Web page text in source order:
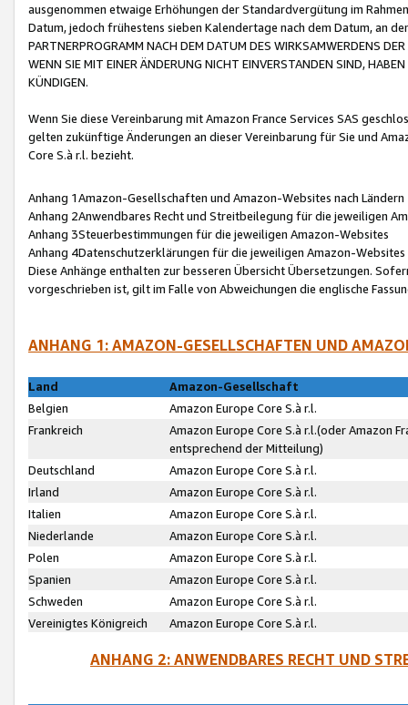
ausgenommen etwaige Erhöhungen der Standardvergütung im
Datum, jedoch frühestens sieben Kalendertage nach dem Datum, an
PARTNERPROGRAMM NACH DEM DATUM DES WIRKSAMWERDENS
WENN SIE MIT EINER ÄNDERUNG NICHT EINVERSTANDEN SIND,
KÜNDIGEN.
Wenn Sie diese Vereinbarung mit Amazon France Services SAS
gelten zukünftige Änderungen an dieser Vereinbarung für Sie und
Core S.à r.l. bezieht.
Anhang 1Amazon-Gesellschaften und Amazon-Websites nach Ländern
Anhang 2Anwendbares Recht und Streitbeilegung für die jeweiligen
Anhang 3Steuerbestimmungen für die jeweiligen Amazon-Websites
Anhang 4Datenschutzerklärungen für die jeweiligen Amazon-Websites
Diese Anhänge enthalten zur besseren Übersicht Übersetzungen.
vorgeschrieben ist, gilt im Falle von Abweichungen die englische
ANHANG 1: AMAZON-GESELLSCHAFTEN UND
Land
Amazon-Gesellschaft
Belgien
Amazon Europe Core S.à r.l.
Frankreich
Amazon Europe Core S.à r.l.(oder Amazon
entsprechend der Mitteilung)
Deutschland
Amazon Europe Core S.à r.l.
Irland
Amazon Europe Core S.à r.l.
Italien
Amazon Europe Core S.à r.l.
Niederlande
Amazon Europe Core S.à r.l.
Polen
Amazon Europe Core S.à r.l.
Spanien
Amazon Europe Core S.à r.l.
Schweden
Amazon Europe Core S.à r.l.
Vereinigtes Königreich
Amazon Europe Core S.à r.l.
ANHANG 2: ANWENDBARES RECHT UND